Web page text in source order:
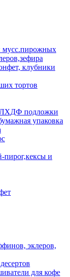
мусс.пирожных
клубники
тортов
ЛХДФ подложки
упаковка
и
эклеров,
для кофе